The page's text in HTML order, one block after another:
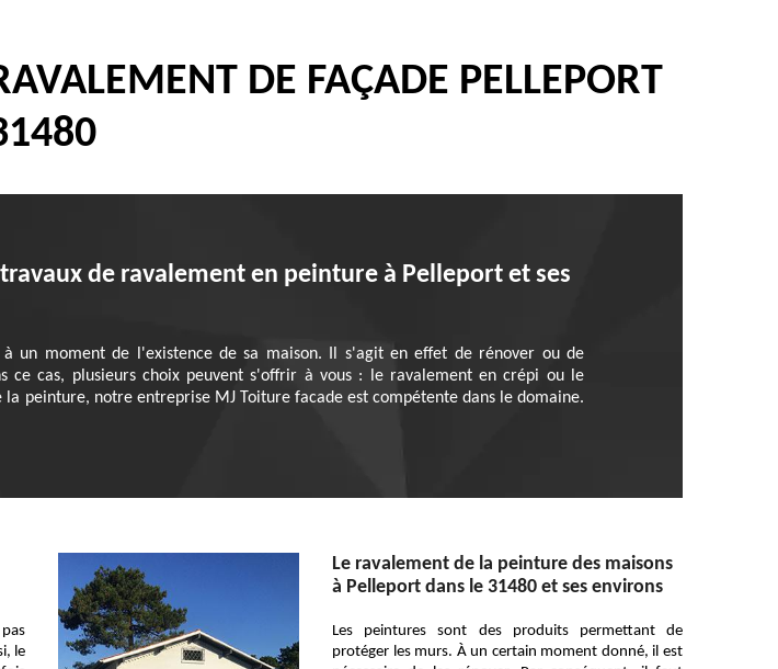
DE FAÇADE PELLEPORT
de ravalement en peinture à Pelleport et ses
un moment de l'existence de sa maison. Il s'agit en effet de rénover ou de
ce cas, plusieurs choix peuvent s'offrir à vous : le ravalement en crépi ou le
peinture, notre entreprise MJ Toiture facade est compétente dans le domaine.
le
Le ravalement de la peinture des maisons
à Pelleport dans le 31480 et ses environs
Les peintures sont des produits permettant de
protéger les murs. À un certain moment donné, il est